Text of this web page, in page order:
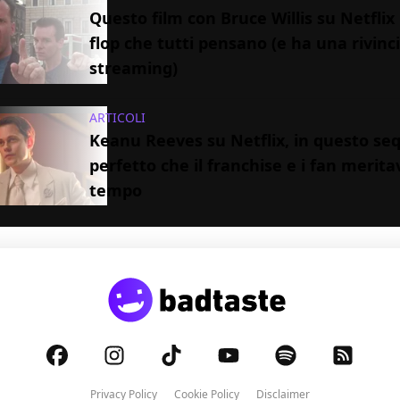
Questo film con Bruce Willis su Netflix
flop che tutti pensano (e ha una
streaming)
ARTICOLI
Keanu Reeves su Netflix, in questo
perfetto che il franchise e i fan
tempo
Privacy Policy Cookie Policy Disclaimer